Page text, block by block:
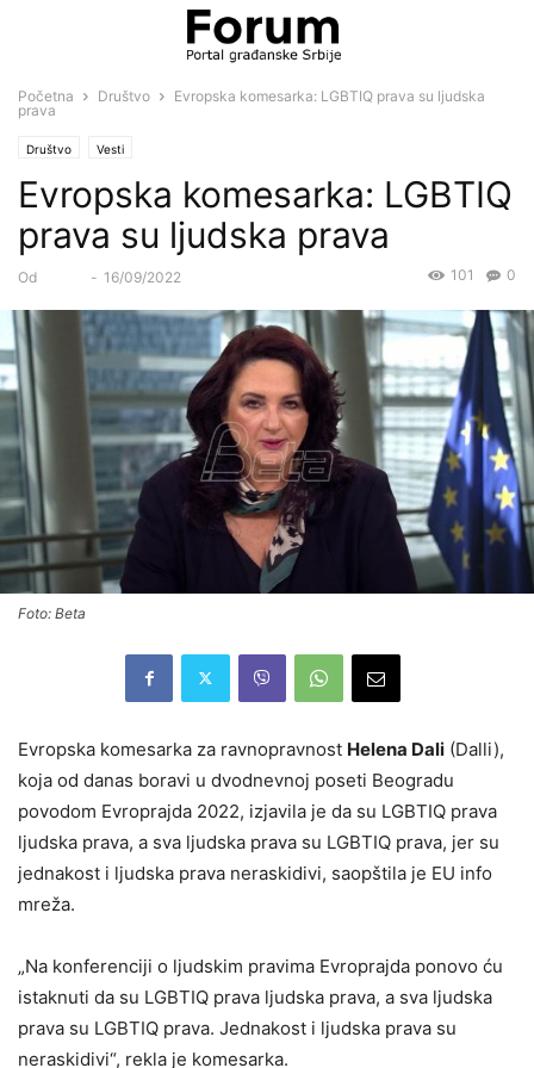
Početna Društvo
Evropska komesarka: LGBTIQ prava su ljudska
prava
Društvo Vesti
Evropska komesarka: LGBTIQ
prava su ljudska prava
Od - 16/09/2022 0
101
Foto: Beta
Evropska komesarka za ravnopravnost Helena Dali (Dalli),
koja od danas boravi u dvodnevnoj poseti Beogradu
povodom Evroprajda 2022, izjavila je da su LGBTIQ prava
ljudska prava, a sva ljudska prava su LGBTIQ prava, jer su
jednakost i ljudska prava neraskidivi, saopštila je EU info
mreža.
„Na konferenciji o ljudskim pravima Evroprajda ponovo ću
istaknuti da su LGBTIQ prava ljudska prava, a sva ljudska
prava su LGBTIQ prava. Jednakost i ljudska prava su
neraskidivi“, rekla je komesarka.